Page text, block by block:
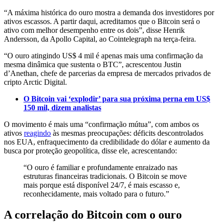
“A máxima histórica do ouro mostra a demanda dos investidores por
ativos escassos. A partir daqui, acreditamos que o Bitcoin será o
ativo com melhor desempenho entre os dois”, disse Henrik
Andersson, da Apollo Capital, ao Cointelegraph na terça-feira.
“O ouro atingindo US$ 4 mil é apenas mais uma confirmação da
mesma dinâmica que sustenta o BTC”, acrescentou Justin
d’Anethan, chefe de parcerias da empresa de mercados privados de
cripto Arctic Digital.
O Bitcoin vai ‘explodir’ para sua próxima perna em US$
150 mil, dizem analistas
O movimento é mais uma “confirmação mútua”, com ambos os
ativos reagindo às mesmas preocupações: déficits descontrolados
nos EUA, enfraquecimento da credibilidade do dólar e aumento da
busca por proteção geopolítica, disse ele, acrescentando:
“O ouro é familiar e profundamente enraizado nas
estruturas financeiras tradicionais. O Bitcoin se move
mais porque está disponível 24/7, é mais escasso e,
reconhecidamente, mais voltado para o futuro.”
A correlação do Bitcoin com o ouro